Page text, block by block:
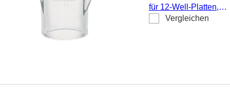
für 12-Well-Platten,
Membran: PET,
Vergleichen